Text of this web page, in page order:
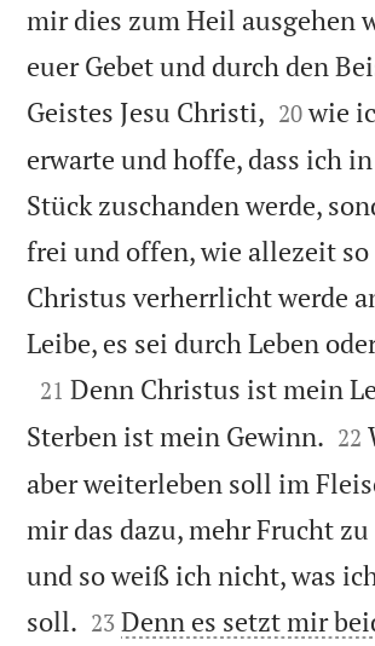
mir dies zum Heil ausgehen
euer Gebet und durch den
Geistes Jesu Christi, 

20 wie
erwarte und hoffe, dass ich
Stück zuschanden werde,
frei und offen, wie allezeit
Christus verherrlicht werde
Leibe, es sei durch Leben

21 Denn Christus ist mein
Sterben ist mein Gewinn. 

22
aber weiterleben soll im
mir das dazu, mehr Frucht
und so weiß ich nicht, was
soll. 

23 Denn es setzt mir